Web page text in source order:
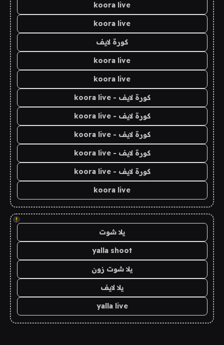
koora live
koora live
كورة لايف
koora live
koora live
كورة لايف - koora live
كورة لايف - koora live
كورة لايف - koora live
كورة لايف - koora live
كورة لايف - koora live
koora live
!
يلا شوت
yalla shoot
يلا شوت زون
يلا لايف
yalla live